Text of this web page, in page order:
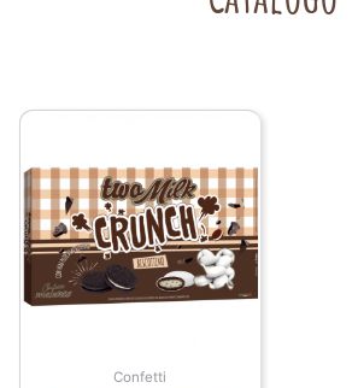
Confetti